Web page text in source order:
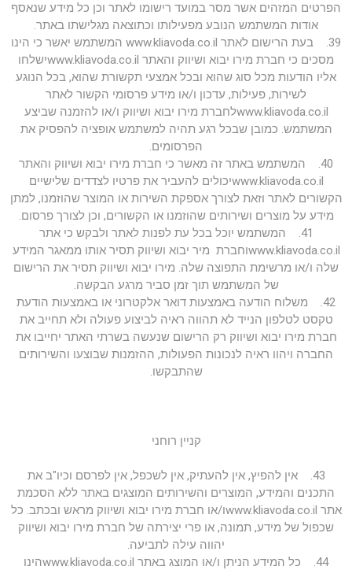
הפרטים המזהים אשר מסר במועד רישומו לאתר וכן כל מידע שנאסף
אודות המשתמש הנובע מפעילותו וכתוצאה מגלישתו באתר.
39. בעת הרישום לאתר www.kliavoda.co.il המשתמש יאשר כי הינו
מסכים כי חברת מירו יבוא ושיווק והאתר www.kliavoda.co.ilישלחו
אליו הודעות מכל סוג שהוא ובכל אמצעי תקשורת שהוא, בכל הנוגע
לשירות, פעילות, עדכון ו/או מידע פרסומי הקשור לאתר
www.kliavoda.co.ilלחברת מירו יבוא ושיווק ו/או להזמנה שביצע
המשתמש. כמובן שבכל רגע תהיה למשתמש אופציה להפסיק את
הפרסומים.
40. המשתמש באתר זה מאשר כי חברת מירו יבוא ושיווק והאתר
www.kliavoda.co.ilיכולים להעביר את פרטיו לצדדים שלישיים
הקשורים לאתר וזאת לצורך אספקת השירות או המוצר שהוזמנו, למתן
מידע על מוצרים ושירותים שהוזמנו או הקשורים, וכן לצורך פרסום.
41. המשתמש יוכל בכל עת לפנות לאתר ולבקש כי אתר
www.kliavoda.co.ilוחברת מיר יבוא ושיווק תסיר אותו ממאגר המידע
שלה ו/או מרשימת התפוצה שלה. מירו יבוא ושיווק תסיר את הרישום
של המשתמש תוך זמן סביר מרגע הבקשה.
42. משלוח הודעה באמצעות דואר אלקטרוני או באמצעות הודעת
טקסט לטלפון הנייד לא תהווה ראיה לביצוע פעולה ולא תחייב את
חברת מירו יבוא ושיווק רק הרישום שנעשה בשרתי האתר יחייבו את
החברה ויהוו ראיה לנכונות הפעולות, ההזמנות שבוצעו והשירותים
שהתבקשו.
קניין רוחני
43. אין להפיץ, אין להעתיק, אין לשכפל, אין לפרסם וכיו"ב את
התכנים והמידע, המוצרים והשירותים המוצגים באתר ללא הסכמת
אתר www.kliavoda.co.ilו/או חברת מירו יבוא ושיווק מראש ובכתב. כל
שכפול של מידע, תמונה, או פרי יצירתה של חברת מירו יבוא ושיווק
יהווה עילה לתביעה.
44. כל המידע הניתן ו/או המוצג באתר www.kliavoda.co.ilהינו